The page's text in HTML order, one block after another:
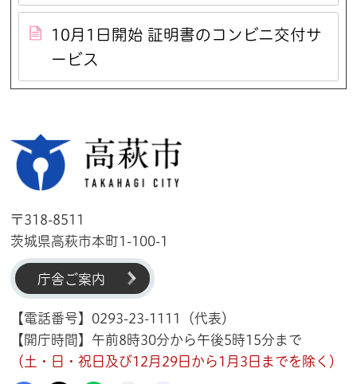
10月1日開始 証明書のコンビニ交付サ
ービス
〒318-8511
茨城県高萩市本町1-100-1
庁舎ご案内
【電話番号】0293-23-1111（代表）
【開庁時間】午前8時30分から午後5時15分まで
（土・日・祝日及び12月29日から1月3日までを除く）